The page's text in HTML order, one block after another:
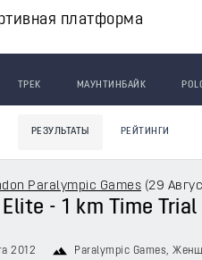
платформа
ТРЕК МАУНТИНБАЙК
РЕЗУЛЬТАТЫ РЕЙТИНГИ
Paralympic Games (29
- 1 km Time
2012 Paralympic Games,